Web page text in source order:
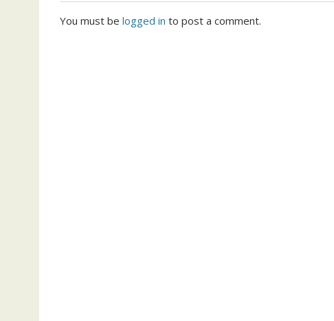
You must be logged in to post a comment.